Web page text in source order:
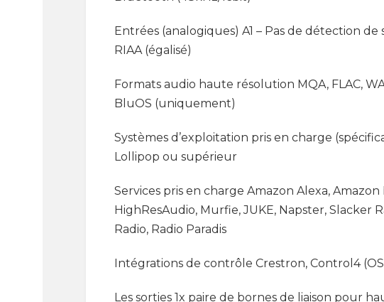
Entrées (analogiques) A1 – Pas de détection
RIAA (égalisé)
Formats audio haute résolution MQA, FLAC,
BluOS (uniquement)
Systèmes d’exploitation pris en charge
Lollipop ou supérieur
Services pris en charge Amazon Alexa,
HighResAudio, Murfie, JUKE, Napster, Slacker
Radio, Radio Paradis
Intégrations de contrôle Crestron, Control4 (OS
Les sorties 1x paire de bornes de liaison pour